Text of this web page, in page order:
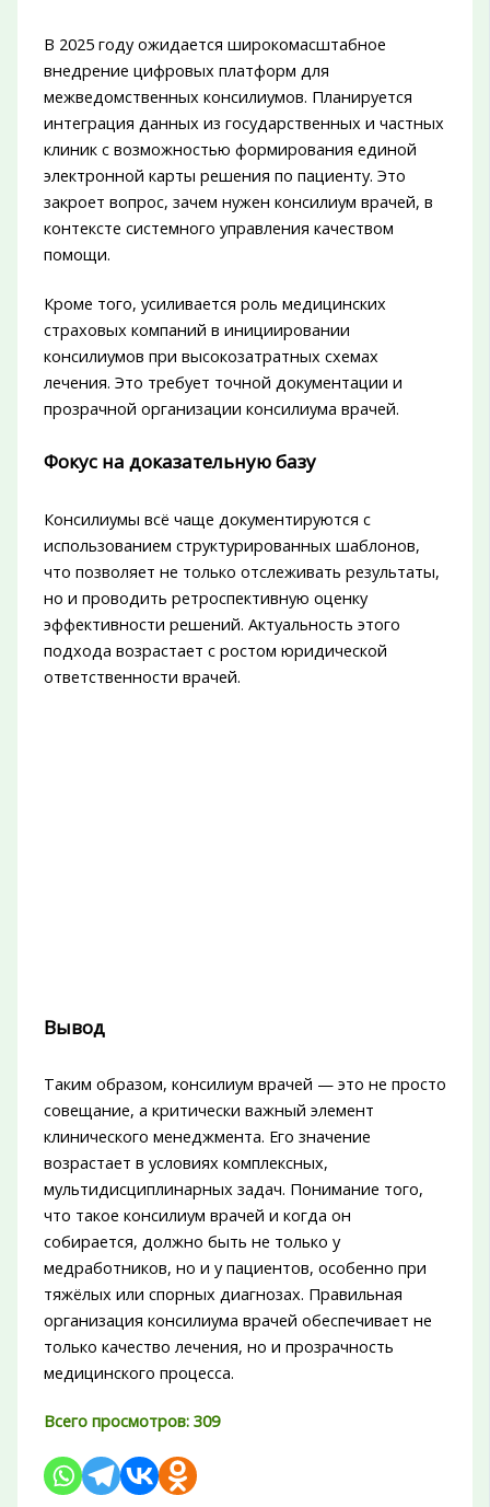
В 2025 году ожидается широкомасштабное
внедрение цифровых платформ для
межведомственных консилиумов. Планируется
интеграция данных из государственных и частных
клиник с возможностью формирования единой
электронной карты решения по пациенту. Это
закроет вопрос, зачем нужен консилиум врачей, в
контексте системного управления качеством
помощи.
Кроме того, усиливается роль медицинских
страховых компаний в инициировании
консилиумов при высокозатратных схемах
лечения. Это требует точной документации и
прозрачной организации консилиума врачей.
Фокус на доказательную базу
Консилиумы всё чаще документируются с
использованием структурированных шаблонов,
что позволяет не только отслеживать результаты,
но и проводить ретроспективную оценку
эффективности решений. Актуальность этого
подхода возрастает с ростом юридической
ответственности врачей.
Вывод
Таким образом, консилиум врачей — это не просто
совещание, а критически важный элемент
клинического менеджмента. Его значение
возрастает в условиях комплексных,
мультидисциплинарных задач. Понимание того,
что такое консилиум врачей и когда он
собирается, должно быть не только у
медработников, но и у пациентов, особенно при
тяжёлых или спорных диагнозах. Правильная
организация консилиума врачей обеспечивает не
только качество лечения, но и прозрачность
медицинского процесса.
Всего просмотров: 309